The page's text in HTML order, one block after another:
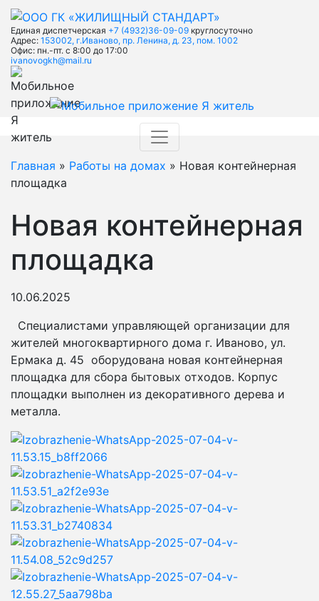
Единая диспетчерская +7 (4932)36-09-09 круглосуточно
Адрес: 153002, г.Иваново, пр. Ленина, д. 23, пом. 1002
Офис: пн.-пт. с 8:00 до 17:00
ivanovogkh@mail.ru
Главная » Работы на домах » Новая контейнерная
площадка
Новая контейнерная
площадка
10.06.2025
Специалистами управляющей организации для
жителей многоквартирного дома г. Иваново, ул.
Ермака д. 45 оборудована новая контейнерная
площадка для сбора бытовых отходов. Корпус
площадки выполнен из декоративного дерева и
металла.